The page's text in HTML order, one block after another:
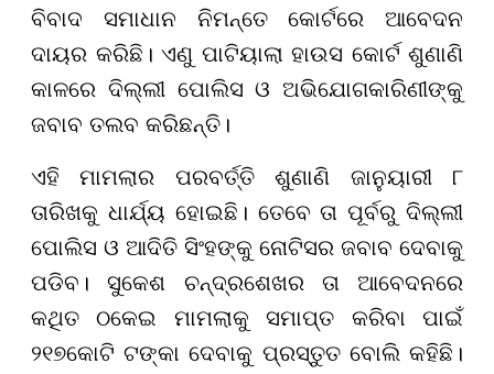
ବିବାଦ ସମାଧାନ ନିମନ୍ତେ କୋର୍ଟରେ ଆବେଦନ
ଦାୟର କରିଛି। ଏଣୁ ପାଟିୟାଲା ହାଉସ କୋର୍ଟ ଶୁଣାଣି
କାଳରେ ଦିଲ୍ଲୀ ପୋଲିସ ଓ ଅଭିଯୋଗକାରିଣୀଙ୍କୁ
ଜବାବ ତଲବ କରିଛନ୍ତି।
ଏହି ମାମଲାର ପରବର୍ତ୍ତି ଶୁଣାଣି ଜାନୁୟାରୀ ୮
ତାରିଖକୁ ଧାର୍ଯ୍ୟ ହୋଇଛି। ତେବେ ତା ପୂର୍ବରୁ ଦିଲ୍ଲୀ
ପୋଲିସ ଓ ଆଦିତି ସିଂହଙ୍କୁ ନୋଟିସର ଜବାବ ଦେବାକୁ
ପଡିବ। ସୁକେଶ ଚନ୍ଦ୍ରଶେଖର ତା ଆବେଦନରେ
କଥିତ ଠକେଇ ମାମଲାକୁ ସମାପ୍ତ କରିବା ପାଇଁ
୨୧୭କୋଟି ଟଙ୍କା ଦେବାକୁ ପ୍ରସ୍ତୁତ ବୋଲି କହିଛି।